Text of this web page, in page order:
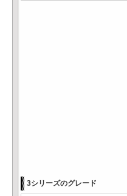
3シリーズのグレード